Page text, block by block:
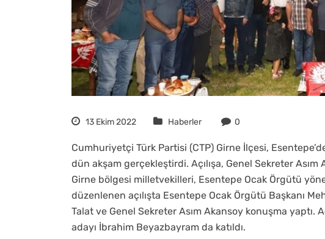
13 Ekim 2022 Haberler 0
Cumhuriyetçi Türk Partisi (CTP) Girne İlçesi,
dün akşam gerçekleştirdi. Açılışa, Genel Sekreter Asım
Girne bölgesi milletvekilleri, Esentepe Ocak Örgütü
düzenlenen açılışta Esentepe Ocak Örgütü Başkanı
Talat ve Genel Sekreter Asım Akansoy konuşma yaptı.
adayı İbrahim Beyazbayram da katıldı.